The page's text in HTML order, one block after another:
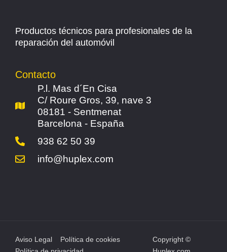
Productos técnicos para profesionales de la
reparación del automóvil
Contacto
P.l. Mas d´En Cisa
C/ Roure Gros, 39, nave 3
08181 - Sentmenat
Barcelona - España
938 62 50 39
info@huplex.com
Aviso Legal
Política de cookies
Copyright ©